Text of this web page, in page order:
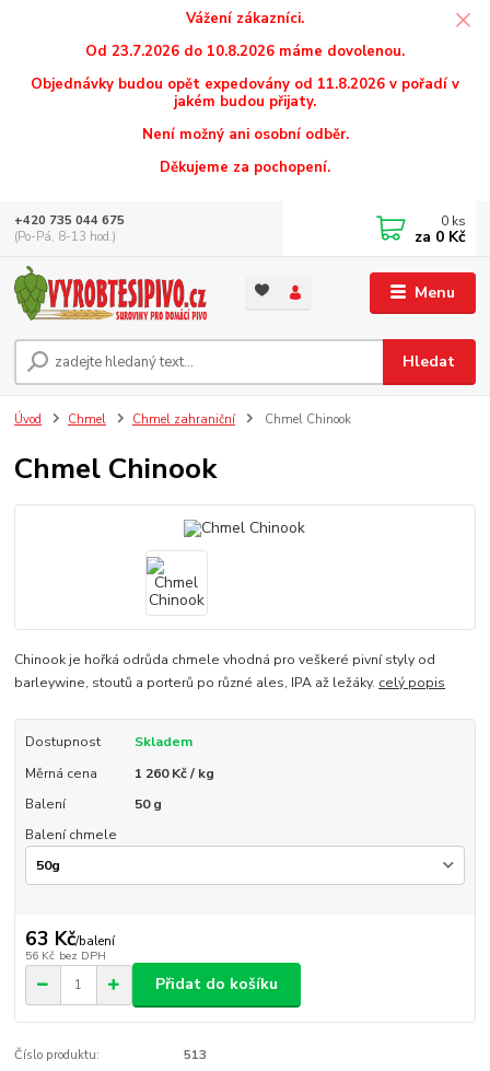
Vážení zákazníci.
Od 23.7.2026 do 10.8.2026 máme dovolenou.
Objednávky budou opět expedovány od 11.8.2026 v pořadí v
jakém budou přijaty.
Není možný ani osobní odběr.
Děkujeme za pochopení.
Menu
Hledat
+420 735 044 675
(Po-Pá, 8-13 hod.)
0 ks
za 0 Kč
Úvod Chmel Chmel zahraniční Chmel Chinook
Chmel Chinook
Chinook je hořká odrůda chmele vhodná pro veškeré pivní styly od
barleywine, stoutů a porterů po různé ales, IPA až ležáky. celý popis
Dostupnost
Skladem
Měrná cena
1 260 Kč / kg
Balení
50 g
Balení chmele
63 Kč/balení
56 Kč bez DPH
Přidat do košíku
Číslo produktu: 513